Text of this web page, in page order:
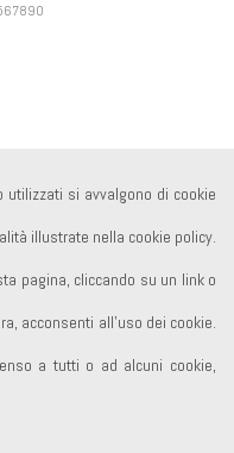
si avvalgono di cookie
illustrate nella cookie policy.
pagina, cliccando su un link o
acconsenti all’uso dei cookie.
a tutti o ad alcuni cookie,